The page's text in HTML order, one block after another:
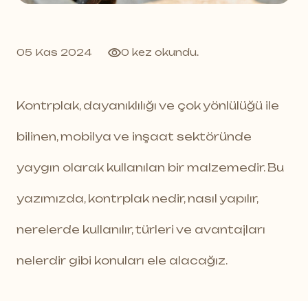
05 Kas 2024 0 kez okundu.
Kontrplak, dayanıklılığı ve çok yönlülüğü ile
bilinen, mobilya ve inşaat sektöründe
yaygın olarak kullanılan bir malzemedir. Bu
yazımızda, kontrplak nedir, nasıl yapılır,
nerelerde kullanılır, türleri ve avantajları
nelerdir gibi konuları ele alacağız.